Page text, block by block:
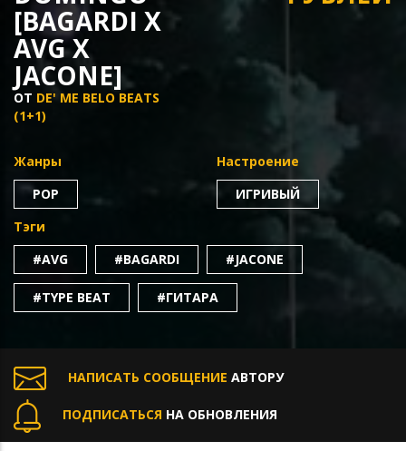
[BAGARDI X
AVG X
JACONE]
ОТ DE' ME BELO BEATS
(1+1)
Жанры
POP
Настроение
ИГРИВЫЙ
Тэги
#AVG
#BAGARDI #JACONE
#TYPE BEAT #ГИТАРА
НАПИСАТЬ СООБЩЕНИЕ АВТОРУ
ПОДПИСАТЬСЯ НА ОБНОВЛЕНИЯ